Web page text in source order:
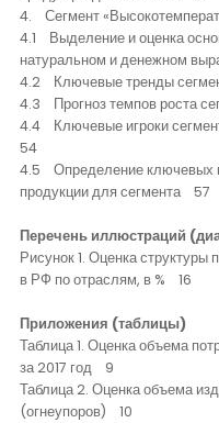
4. Сегмент
4.1 Выделение и оценка
натуральном и денежном
4.2 Ключевые тренды
4.3 Прогноз темпов роста
4.4 Ключевые игроки
54
4.5 Определение ключевых
продукции для сегмента 57
Перечень иллюстраций
Рисунок 1. Оценка структуры
в РФ по отраслям, в % 16
Приложения (таблицы)
Таблица 1. Оценка объема
за 2017 год 9
Таблица 2. Оценка объема
(огнеупоров) 10